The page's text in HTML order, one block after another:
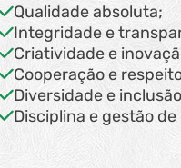
Qualidade absoluta;
Integridade e
Criatividade e
Cooperação e
Diversidade e
Disciplina e gestão